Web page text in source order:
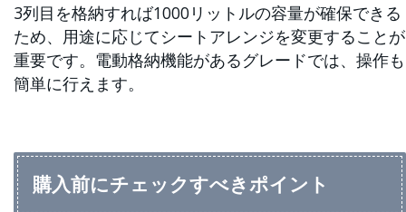
3列目を格納すれば1000リットルの容量が確保できる
ため、用途に応じてシートアレンジを変更することが
重要です。電動格納機能があるグレードでは、操作も
簡単に行えます。
購入前にチェックすべきポイント